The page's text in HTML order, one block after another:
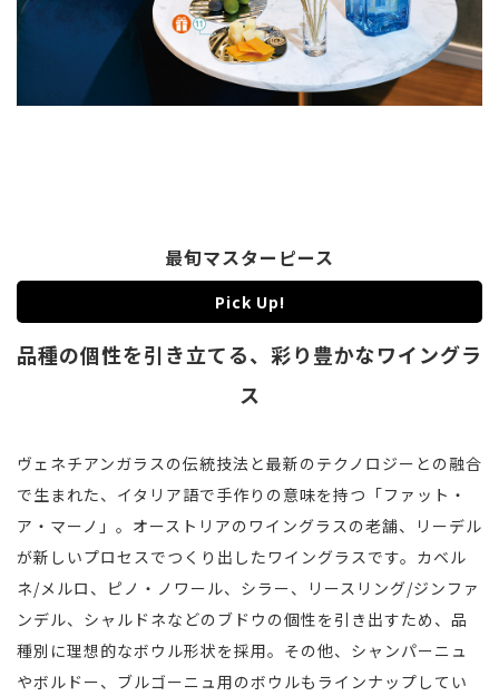
最旬マスターピース
Pick Up!
品種の個性を引き立てる、彩り豊かなワイングラ
ス
ヴェネチアンガラスの伝統技法と最新のテクノロジーとの融合
で生まれた、イタリア語で手作りの意味を持つ「ファット・
ア・マーノ」。オーストリアのワイングラスの老舗、リーデル
が新しいプロセスでつくり出したワイングラスです。カベル
ネ/メルロ、ピノ・ノワール、シラー、リースリング/ジンファ
ンデル、シャルドネなどのブドウの個性を引き出すため、品
種別に理想的なボウル形状を採用。その他、シャンパーニュ
やボルドー、ブルゴーニュ用のボウルもラインナップしてい